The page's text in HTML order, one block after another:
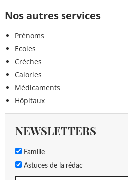
Nos autres services
Prénoms
Ecoles
Crèches
Calories
Médicaments
Hôpitaux
NEWSLETTERS
Famille
Astuces de la rédac